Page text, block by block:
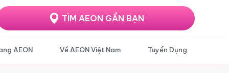
TÌM AEON GẦN BẠN
AEON Về AEON Việt Nam Tuyển Dụng